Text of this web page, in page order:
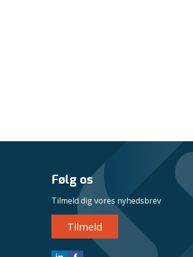
Følg os
Tilmeld dig vores nyhedsbrev
Tilmeld